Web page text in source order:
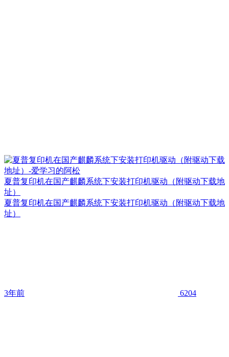
夏普复印机在国产麒麟系统下安装打印机驱动（附驱动下载地
址）
夏普复印机在国产麒麟系统下安装打印机驱动（附驱动下载地
址）
3年前 6204